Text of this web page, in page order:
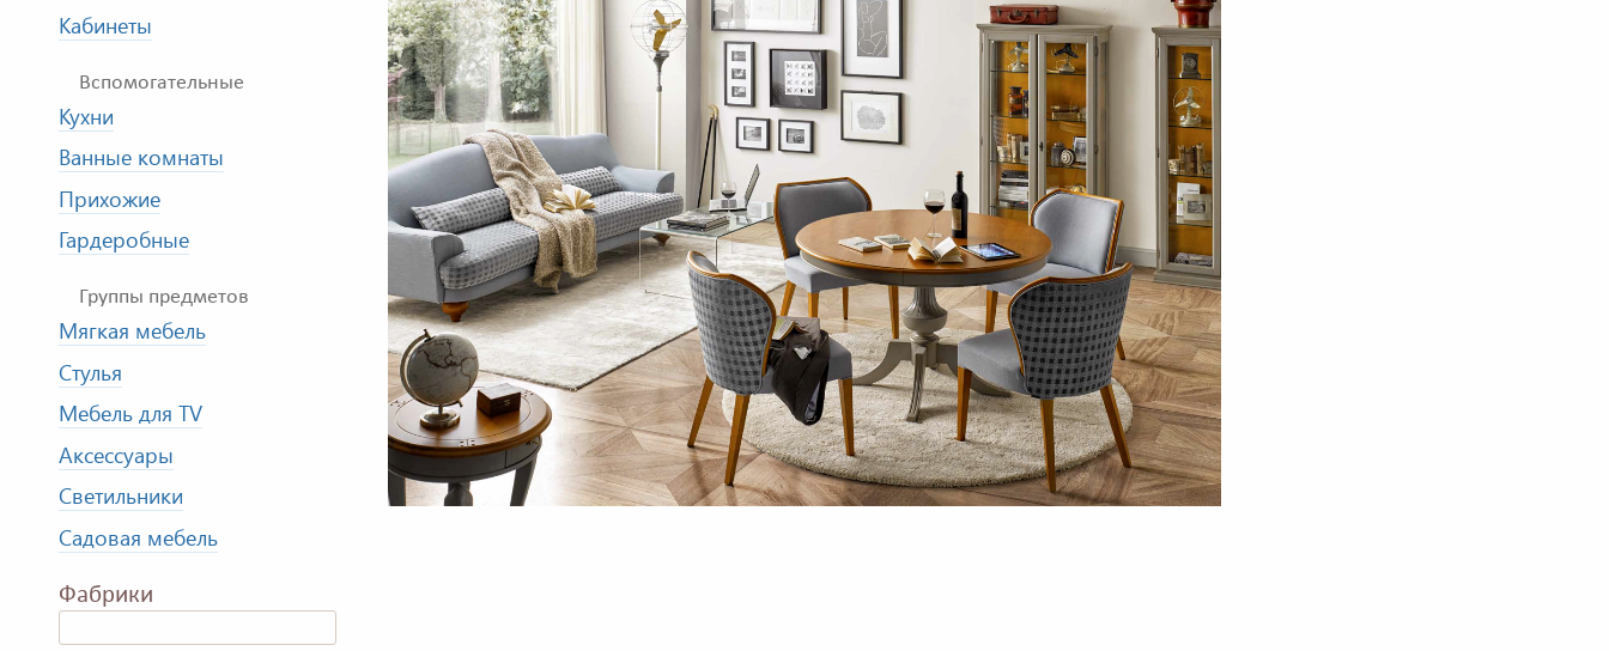
Кабинеты
Вспомогательные
Кухни
Ванные комнаты
Прихожие
Гардеробные
Группы предметов
Мягкая мебель
Стулья
Мебель для TV
Аксессуары
Светильники
Садовая мебель
Фабрики